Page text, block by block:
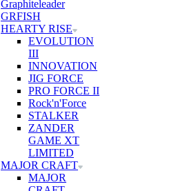
Graphiteleader
GRFISH
HEARTY RISE
EVOLUTION
III
INNOVATION
JIG FORCE
PRO FORCE II
Rock'n'Force
STALKER
ZANDER
GAME XT
LIMITED
MAJOR CRAFT
MAJOR